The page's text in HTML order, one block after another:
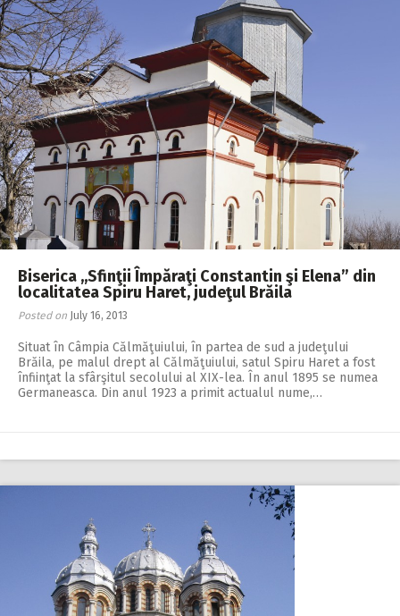
Biserica ,,Sfinţii Împăraţi Constantin şi Elena” din
localitatea Spiru Haret, judeţul Brăila
Posted on July 16, 2013
Situat în Câmpia Călmăţuiului, în partea de sud a judeţului
Brăila, pe malul drept al Călmăţuiului, satul Spiru Haret a fost
înfiinţat la sfârşitul secolului al XIX-lea. În anul 1895 se numea
Germaneasca. Din anul 1923 a primit actualul nume,…